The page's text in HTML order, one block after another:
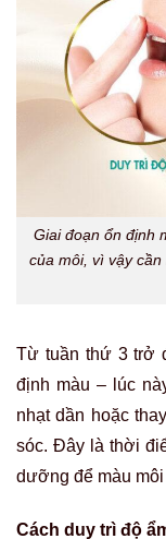
Giai đoạn ổn định
của môi, vì vậy
Từ tuần thứ 3 trở
định màu – lúc
nhạt dần hoặc
sóc. Đây là thời
dưỡng để màu
Cách duy trì độ